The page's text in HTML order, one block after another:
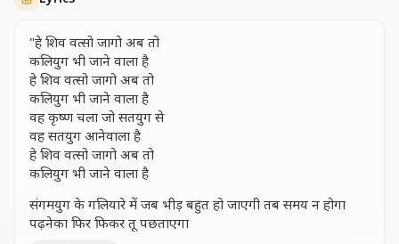
"हे शिव वत्सो जागो अब तो
कलियुग भी जाने वाला है
हे शिव वत्सो जागो अब तो
कलियुग भी जाने वाला है
वह कृष्ण चला जो सतयुग से
वह सतयुग आनेवाला है
हे शिव वत्सो जागो अब तो
कलियुग भी जाने वाला है
संगमयुग के गलियारे में जब भीड़ बहुत हो जाएगी तब समय न होगा
पढ़नेका फिर फिकर तू पछताएगा